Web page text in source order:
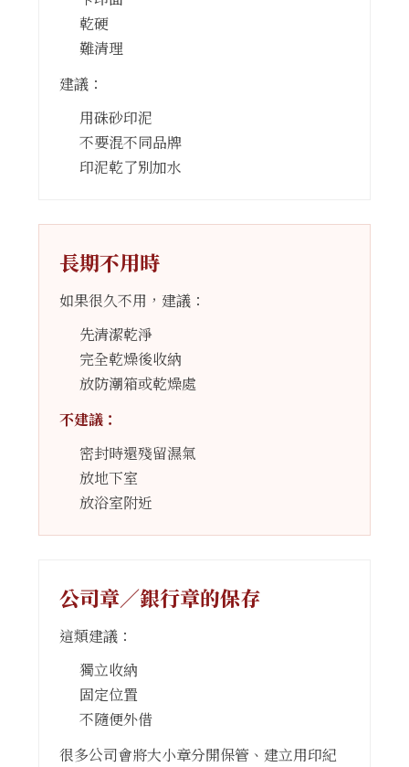
乾硬
難清理
建議：
用硃砂印泥
不要混不同品牌
印泥乾了別加水
長期不用時
如果很久不用，建議：
先清潔乾淨
完全乾燥後收納
放防潮箱或乾燥處
不建議：
密封時還殘留濕氣
放地下室
放浴室附近
公司章／銀行章的保存
這類建議：
獨立收納
固定位置
不隨便外借
很多公司會將大小章分開保管、建立用印紀